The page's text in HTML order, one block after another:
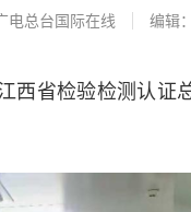
电总台国际在线 编辑
省检验检测认证